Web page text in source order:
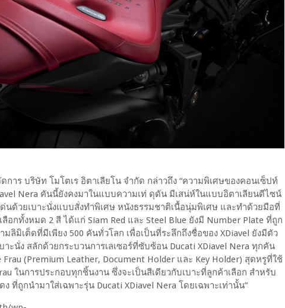
การ บริษัท โมโตเร อิตาเลียโน จำกัด กล่าวถึง “ความพิเศษของคอนเซ็ปท์
Nera คันนี้ยังคงมาในแบบความเท่ ดุดัน มีเสน่ห์ในแบบอิตาเลียนดีไซน์
นด้วยเบาะนั่งแบบสั่งทำพิเศษ หนังธรรมชาติเนื้อนุ่มพิเศษ และทำด้วยมือที่
อกทั้งหมด 2 สี ได้แก่ Siam Red และ Steel Blue ยังมี Number Plate ที่ถูก
ลิมิเต็ดที่มีเพียง 500 คันทั่วโลก เพื่อเป็นที่ระลึกถึงชื่อของ XDiavel ยังมีตัว
าะนั่ง สลักด้วยกระบวนการเลเซอร์ที่ซับซ้อน Ducati XDiavel Nera ทุกคัน
(Premium Leather, Document Holder และ Key Holder) สุดหรูที่ใช้
ในการประกอบทุกชิ้นงาน ซึ่งจะเป็นสีเดียวกับเบาะที่ลูกค้าเลือก สำหรับ
ที่ถูกนำมาใส่เฉพาะรุ่น Ducati XDiavel Nera โดยเฉพาะเท่านั้น”